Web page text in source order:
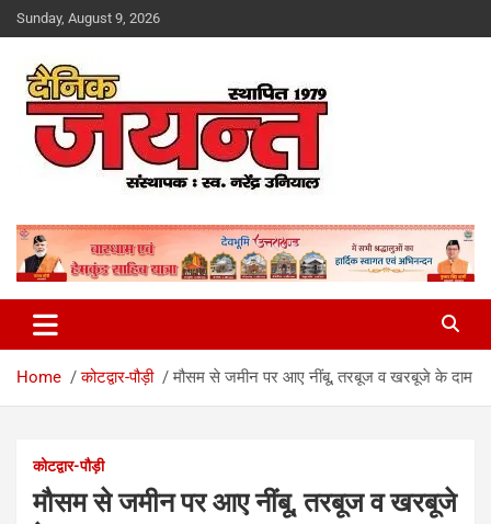
Skip
to
Sunday, August 9, 2026
Dainik Jayant
Home कोटद्वार-पौड़ी मौसम से जमीन पर आए नींबू, तरबूज व खरबूजे के दाम
कोटद्वार-पौड़ी
मौसम से जमीन पर आए नींबू, तरबूज व खरबूजे